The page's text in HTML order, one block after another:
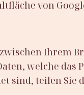
von
Ihrem
welche das
sind, teilen Sie